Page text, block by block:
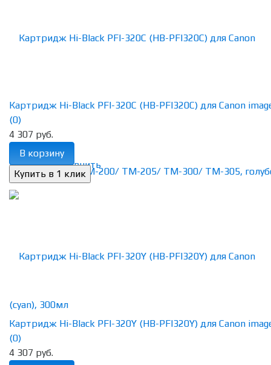
избранное сравнить
Картридж Hi-Black PFI-320C (HB-PFI320C) для Canon
(0)
4 307 руб.
В корзину
Картридж Hi-Black PFI-320Y (HB-PFI320Y) для Canon
(0)
4 307 руб.